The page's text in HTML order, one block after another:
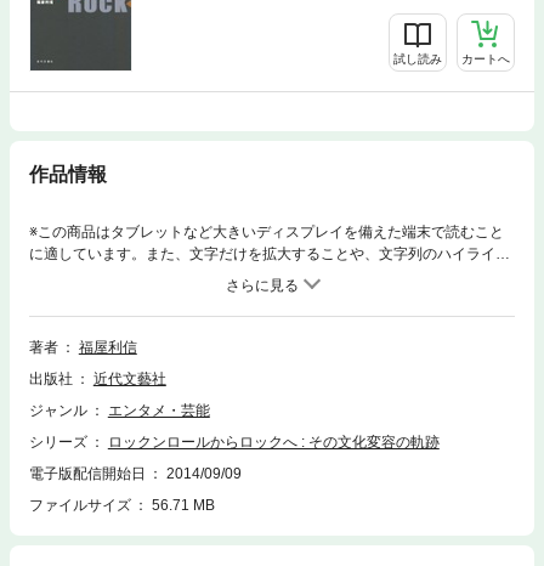
試し読み カートへ
作品情報
※この商品はタブレットなど大きいディスプレイを備えた端末で読むこと
に適しています。また、文字だけを拡大することや、文字列のハイライ
ト、検索、辞書の参照、引用などの機能が使用できません。ロックンロー
ルの言葉にならない怒りを言語化したものが、ロックだ！「約束の地‐The
Promised Land‐」をキーワードに、アメリカの移民史とロック史との関係
を、音楽社会学の視点から読み解く。
著者
福屋利信
出版社
近代文藝社
ジャンル
エンタメ・芸能
シリーズ
ロックンロールからロックへ : その文化変容の軌跡
電子版配信開始日
2014/09/09
ファイルサイズ
56.71 MB